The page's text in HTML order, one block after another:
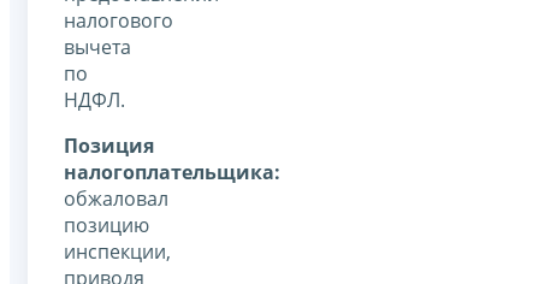
налогового
вычета
по
НДФЛ.
Позиция
налогоплательщика:
обжаловал
позицию
инспекции,
приводя